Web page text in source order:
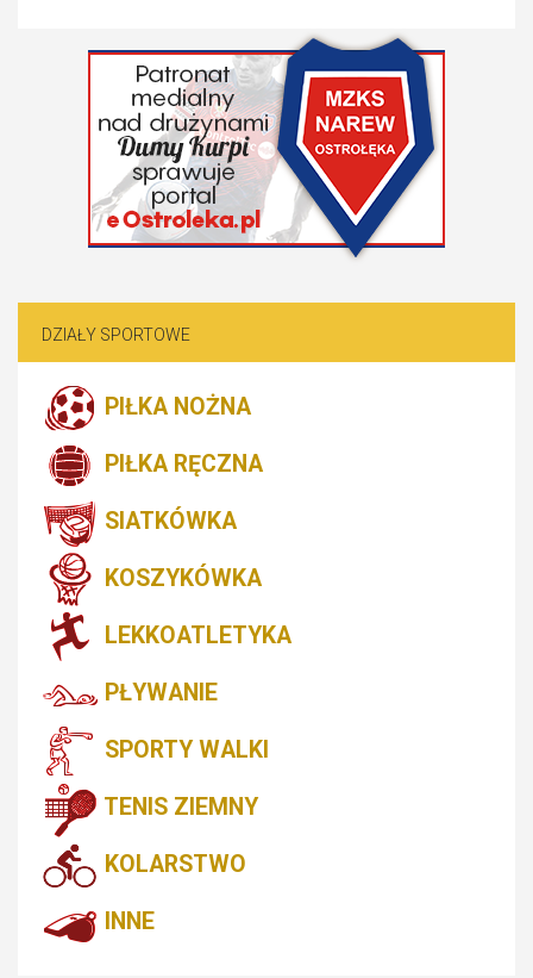
DZIAŁY SPORTOWE
PIŁKA NOŻNA
PIŁKA RĘCZNA
SIATKÓWKA
KOSZYKÓWKA
LEKKOATLETYKA
PŁYWANIE
SPORTY WALKI
TENIS ZIEMNY
KOLARSTWO
INNE